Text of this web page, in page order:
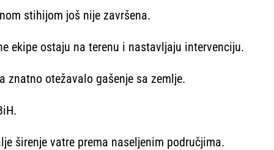
stihijom još nije završena.
ekipe ostaju na terenu i nastavljaju intervenciju.
znatno otežavalo gašenje sa zemlje.
širenje vatre prema naseljenim područjima.